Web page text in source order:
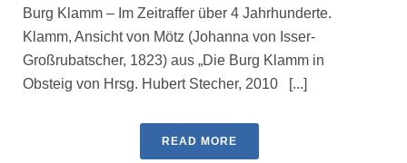
Burg Klamm – Im Zeitraffer über 4 Jahrhunderte.
Klamm, Ansicht von Mötz (Johanna von Isser-
Großrubatscher, 1823) aus „Die Burg Klamm in
Obsteig von Hrsg. Hubert Stecher, 2010 [...]
READ MORE